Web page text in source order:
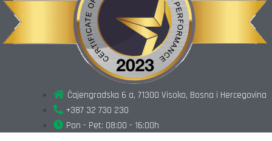
Čajengradska 6 a, 71300 Visoko, Bosna i Hercegovina
+387 32 730 230
Pon - Pet: 08:00 - 16:00h